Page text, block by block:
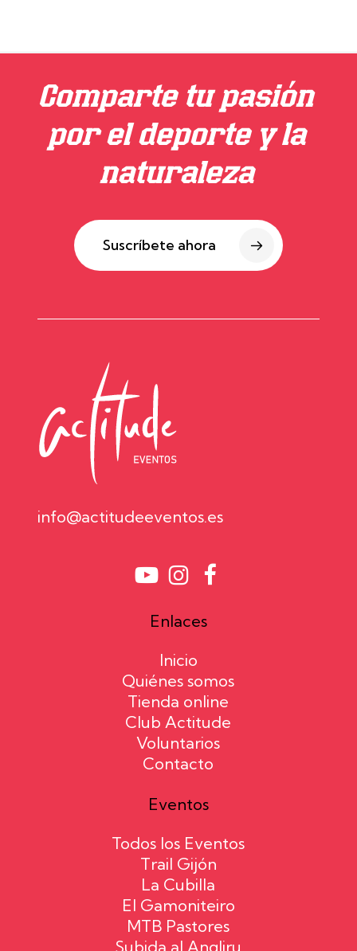
Comparte tu pasión
por el deporte y la
naturaleza
Suscríbete ahora
info@actitudeeventos.es
Enlaces
Inicio
Quiénes somos
Tienda online
Club Actitude
Voluntarios
Contacto
Eventos
Todos los Eventos
Trail Gijón
La Cubilla
El Gamoniteiro
MTB Pastores
Subida al Angliru